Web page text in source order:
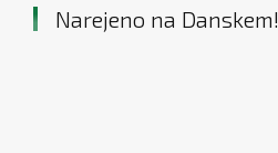
Narejeno na Danskem!